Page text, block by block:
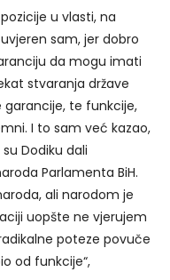
u vlasti, na
sam, jer dobro
da mogu imati
stvaranja države
garancije, te funkcije,
I to sam već kazao,
Dodiku dali
Parlamenta BiH.
ali narodom je
uopšte ne vjerujem
poteze povuče
od funkcije“,